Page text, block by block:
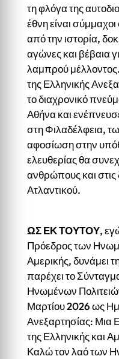
τη φλόγα της
έθνη είναι
από την ιστορία,
αγώνες και βέβαια
λαμπρού
της Ελληνικής
το διαχρονικό
Αθήνα και
στη Φιλαδέλφεια,
αφοσίωση στην
ελευθερίας θα
ανθρώπους και
Ατλαντικού.
ΩΣ ΕΚ ΤΟΥΤΟΥ,
Πρόεδρος των
Αμερικής, δυνάμει
παρέχει το
Ηνωμένων
Μαρτίου 2026 ως
Ανεξαρτησίας: Μια
της Ελληνικής και
Καλώ τον λαό των